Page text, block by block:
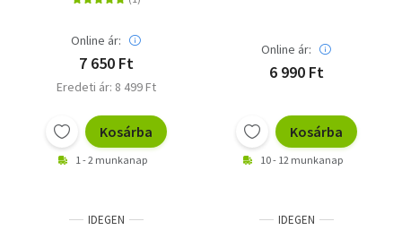
Online ár:
7 650 Ft
Eredeti ár: 8 499 Ft
Kosárba
1 - 2 munkanap
Online ár:
6 990 Ft
Kosárba
10 - 12 munkanap
IDEGEN IDEGEN